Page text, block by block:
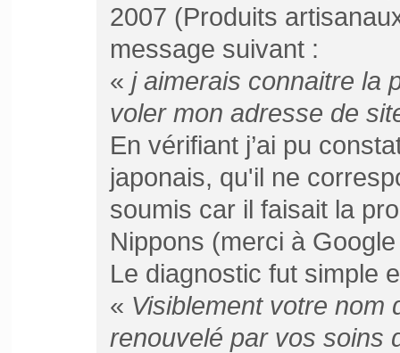
2007 (Produits
message suivant :
« j aimerais connaitre la
voler mon adresse de
En vérifiant j’ai pu
japonais, qu'il ne
soumis car il faisait la
Nippons (merci à
Le diagnostic fut simple
« Visiblement votre nom
renouvelé par vos soins